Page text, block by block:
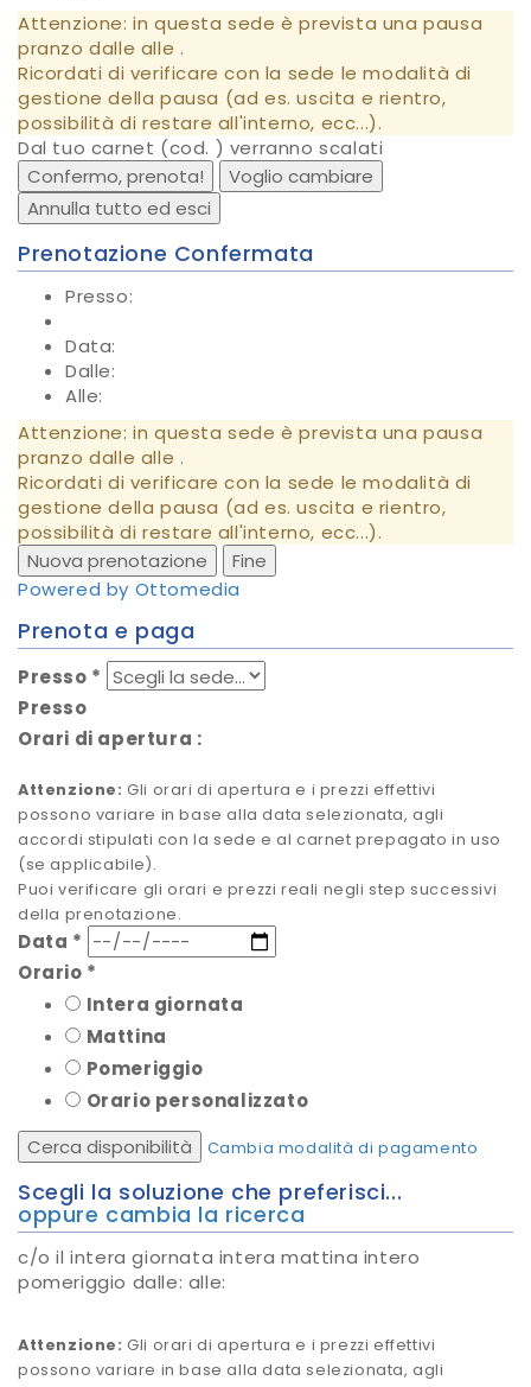
Attenzione: in questa sede è prevista una pausa
pranzo dalle alle .
Ricordati di verificare con la sede le modalità di
gestione della pausa (ad es. uscita e rientro,
possibilità di restare all'interno, ecc...).
Dal tuo carnet (cod. ) verranno scalati
Confermo, prenota!
Voglio cambiare
Annulla tutto ed esci
Prenotazione Confermata
Presso:
Data:
Dalle:
Alle:
Attenzione: in questa sede è prevista una pausa
pranzo dalle alle .
Ricordati di verificare con la sede le modalità di
gestione della pausa (ad es. uscita e rientro,
possibilità di restare all'interno, ecc...).
Nuova prenotazione
Fine
Powered by Ottomedia
Prenota e paga
Presso *
Presso
Orari di apertura :
Attenzione: Gli orari di apertura e i prezzi effettivi
possono variare in base alla data selezionata, agli
accordi stipulati con la sede e al carnet prepagato in uso
(se applicabile).
Puoi verificare gli orari e prezzi reali negli step successivi
della prenotazione.
Data *
Orario *
Intera giornata
Mattina
Pomeriggio
Orario personalizzato
Cerca disponibilità
Cambia modalità di pagamento
Scegli la soluzione che preferisci...
oppure cambia la ricerca
c/oilintera giornata intera mattina intero
pomeriggio dalle: alle:
Attenzione: Gli orari di apertura e i prezzi effettivi
possono variare in base alla data selezionata, agli